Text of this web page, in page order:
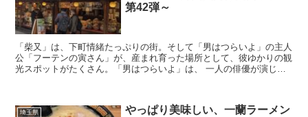
第42弾～
「柴又」は、下町情緒たっぷりの街。そして「男はつらいよ」の主人
公「フーテンの寅さん」が、産まれ育った場所として、彼ゆかりの観
光スポットがたくさん。「男はつらいよ」は、 一人の俳優が演じる
埼玉県
やっぱり美味しい、一蘭ラーメン